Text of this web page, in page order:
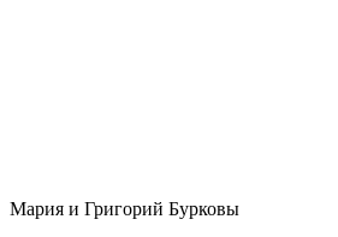
Мария и Григорий Бурковы